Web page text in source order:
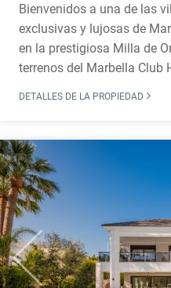
Bienvenidos a una de las
exclusivas y lujosas de
en la prestigiosa Milla de
terrenos del Marbella Club
DETALLES DE LA PROPIEDAD
Previous